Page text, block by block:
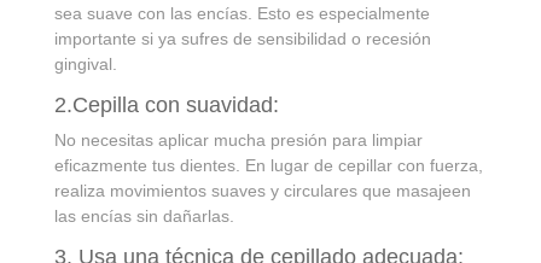
sea suave con las encías. Esto es especialmente
importante si ya sufres de sensibilidad o recesión
gingival.
2.Cepilla con suavidad:
No necesitas aplicar mucha presión para limpiar
eficazmente tus dientes. En lugar de cepillar con fuerza,
realiza movimientos suaves y circulares que masajeen
las encías sin dañarlas.
3. Usa una técnica de cepillado adecuada: